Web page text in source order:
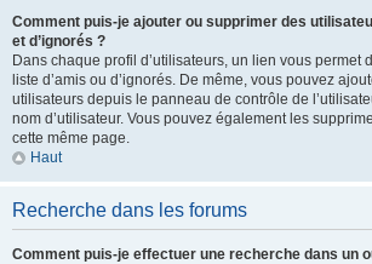
Comment puis-je ajouter ou supprimer des
et d’ignorés ?
Dans chaque profil d’utilisateurs, un lien vous permet
liste d’amis ou d’ignorés. De même, vous pouvez
utilisateurs depuis le panneau de contrôle de
nom d’utilisateur. Vous pouvez également les
cette même page.
Haut
Recherche dans les forums
Comment puis-je effectuer une recherche dans un